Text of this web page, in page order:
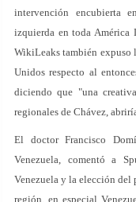
intervención encubierta
izquierda en toda América
WikiLeaks también expuso
Unidos respecto al
diciendo que "una
regionales de Chávez,
El doctor Francisco
Venezuela, comentó a
Venezuela y la elección del
región, en especial